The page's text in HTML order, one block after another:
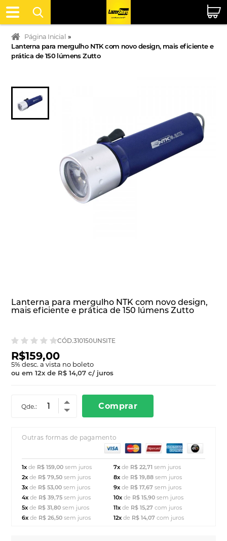
Página Inicial »
Lanterna para mergulho NTK com novo design, mais eficiente e
prática de 150 lúmens Zutto
Lanterna para mergulho NTK com novo design,
mais eficiente e prática de 150 lúmens Zutto
CÓD.310150UNSITE
R$159,00
5% desc. a vista no boleto
ou em12x de R$ 14,07 c/ juros
Qde.: Comprar
Outras formas de pagamento
1xde R$ 159,00 sem juros
2xde R$ 79,50 sem juros
3xde R$ 53,00 sem juros
4xde R$ 39,75 sem juros
5xde R$ 31,80 sem juros
6xde R$ 26,50 sem juros
7x de R$ 22,71 sem juros
8x de R$ 19,88sem juros
9x de R$ 17,67sem juros
10x de R$ 15,90sem juros
11x de R$ 15,27com juros
12x de R$ 14,07com juros